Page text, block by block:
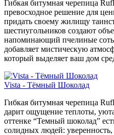
Гибкая битумная черепица
превосходное решение для
придать своему жилищу
шестиугольников создают
напоминающий пчелиные
добавляет мистическую
который выделяет ваш дом
Vista - Тёмный Шоколад
Гибкая битумная черепица
дарит ощущение теплоты,
оттенке “Темный шоколад”
солидных людей: